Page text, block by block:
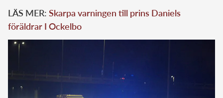
LÄS MER: Skarpa varningen till prins Daniels
föräldrar I Ockelbo